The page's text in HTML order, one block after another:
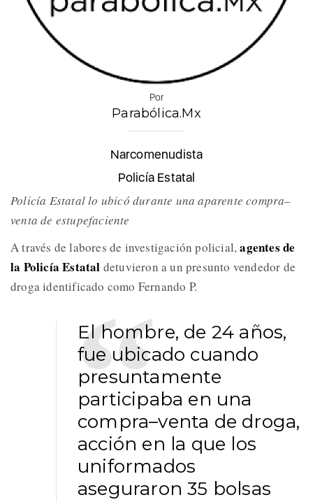
Por
Parabólica.Mx
Narcomenudista
Policía Estatal
Policía Estatal lo ubicó durante una aparente compra–
venta de estupefaciente
A través de labores de investigación policial,agentes de
la Policía Estatal detuvieron a un presunto vendedor de
droga identificado como Fernando P.
El hombre, de 24 años,
fue ubicado cuando
presuntamente
participaba en una
compra–venta de droga,
acción en la que los
uniformados
aseguraron 35 bolsas